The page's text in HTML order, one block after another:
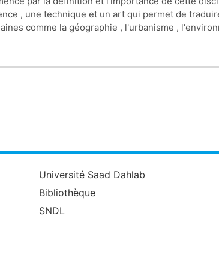
, une technique et un art qui permet de
comme la géographie , l'urbanisme ,
Université Saad Dahlab
Bibliothèque
SNDL